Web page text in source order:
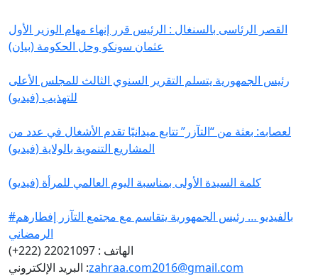
القصر الرئاسى بالسنغال : الرئيس قرر إنهاء مهام الوزير الأول
عثمان سونكو وحل الحكومة (بيان)
رئيس الجمهورية يتسلم التقرير السنوي الثالث للمجلس الأعلى
للتهذيب (فيديو)
لعصابه: بعثة من “التآزر” تتابع ميدانيًا تقدم الأشغال في عدد من
المشاريع التنموية بالولاية (فيديو)
كلمة السيدة الأولى بمناسبة اليوم العالمي للمرأة (فيديو)
#بالفيديو … رئيس الجمهورية يتقاسم مع مجتمع التآزر إفطارهم
الرمضاني
الهاتف : 22021097 (222+)
البريد الإلكتروني :zahraa.com2016@gmail.com